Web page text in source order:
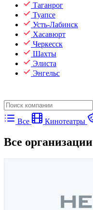
Таганрог
Туапсе
Усть-Лабинск
Хасавюрт
Черкесск
Шахты
Элиста
Энгельс
Все Кинотеатры
Все организации